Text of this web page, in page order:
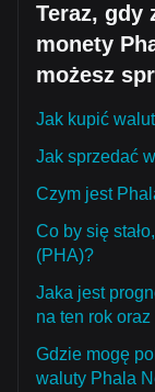
Teraz, gdy
monety
możesz
Jak kupić
Jak sprzedać
Czym jest
Co by się
(PHA)?
Jaka jest
na ten rok
Gdzie mogę
waluty Phala